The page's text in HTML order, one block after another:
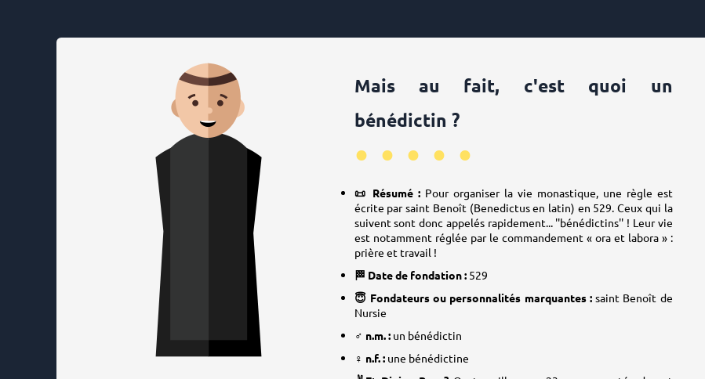
Mais au fait, c'est quoi un
bénédictin ?
•••••
📜 Résumé :Pour organiser la vie monastique, une règle est
écrite par saint Benoît (Benedictus en latin) en 529. Ceux qui la
suivent sont donc appelés rapidement... ''bénédictins'' ! Leur vie
est notamment réglée par le commandement « ora et labora » :
prière et travail !
🏁 Date de fondation :529
😇 Fondateurs ou personnalités marquantes :saint Benoît de
Nursie
♂️ n.m. :un bénédictin
♀️ n.f. :une bénédictine